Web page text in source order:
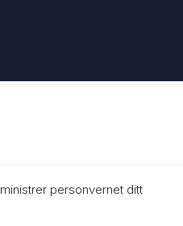
personvernet ditt